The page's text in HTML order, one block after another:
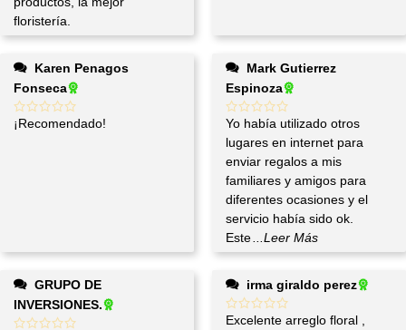
floristería.
Fonseca
¡Recomendado!
Espinoza
Yo había utilizado otros
lugares en internet para
enviar regalos a mis
familiares y amigos para
diferentes ocasiones y el
servicio había sido ok.
Este
...Leer Más
INVERSIONES.
irma giraldo perez
Excelente arreglo floral ,